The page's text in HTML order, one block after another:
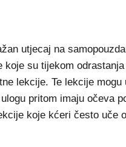
utjecaj na
su tijekom
lekcije. Te lekcije mogu
pritom imaju očeva
koje kćeri često uče